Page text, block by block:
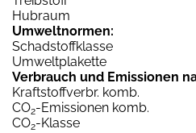
Hubraum
Umweltnormen:
Schadstoffklasse
Umweltplakette
Verbrauch und Emissionen
Kraftstoffverbr. komb.
CO2-Emissionen komb.
CO2-Klasse